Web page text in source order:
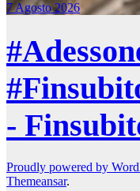
7 Agosto 2026
-
Proudly powered by
Themeansar.